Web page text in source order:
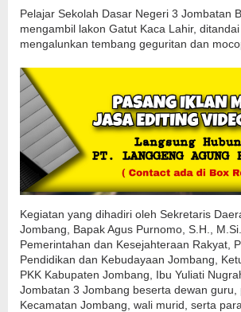
Pelajar Sekolah Dasar Negeri 3 Jombatan
mengambil lakon Gatut Kaca Lahir,
mengalunkan tembang geguritan dan
Kegiatan yang dihadiri oleh Sekretaris
Jombang, Bapak Agus Purnomo, S.H.,
Pemerintahan dan Kesejahteraan Rakyat,
Pendidikan dan Kebudayaan Jombang,
PKK Kabupaten Jombang, Ibu Yuliati
Jombatan 3 Jombang beserta dewan guru,
Kecamatan Jombang, wali murid, serta